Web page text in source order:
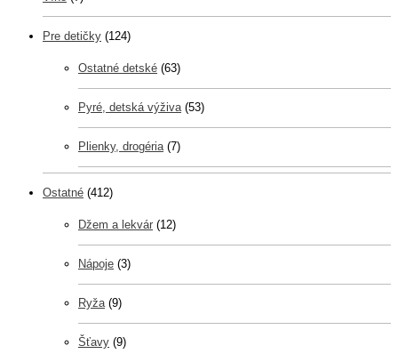
Pre detičky (124)
Ostatné detské (63)
Pyré, detská výživa (53)
Plienky, drogéria (7)
Ostatné (412)
Džem a lekvár (12)
Nápoje (3)
Ryža (9)
Šťavy (9)